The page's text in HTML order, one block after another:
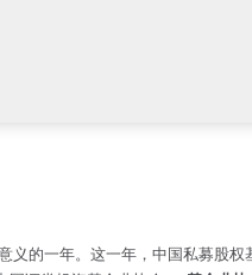
义的一年。这一年，中国私募股